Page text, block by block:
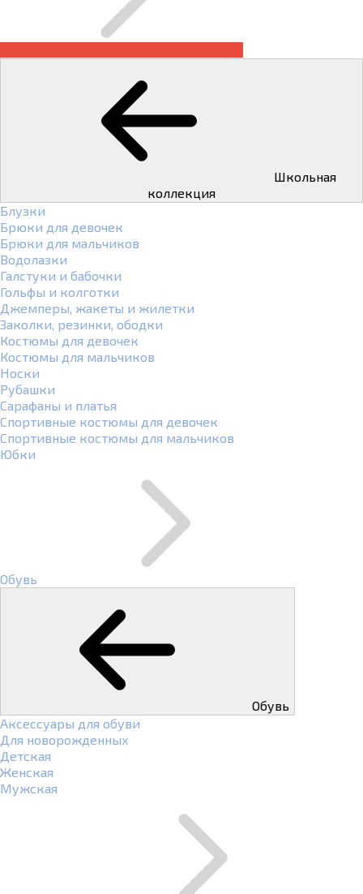
коллекция
Блузки
Брюки для девочек
Брюки для мальчиков
Водолазки
Галстуки и бабочки
Гольфы и колготки
Джемперы, жакеты и жилетки
Заколки, резинки, ободки
Костюмы для девочек
Костюмы для мальчиков
Носки
Рубашки
Сарафаны и платья
Спортивные костюмы для девочек
Спортивные костюмы для мальчиков
Юбки
Обувь
Обувь
Аксессуары для обуви
Для новорожденных
Детская
Женская
Мужская